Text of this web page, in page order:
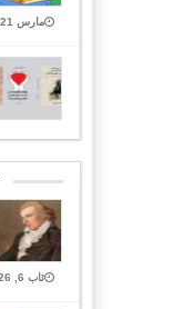
مارس 21, 2025 Closed
ئاب 6, 2026